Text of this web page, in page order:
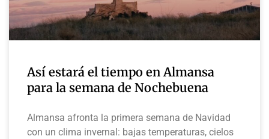
Así estará el tiempo en Almansa
para la semana de Nochebuena
Almansa afronta la primera semana de Navidad
con un clima invernal: bajas temperaturas, cielos